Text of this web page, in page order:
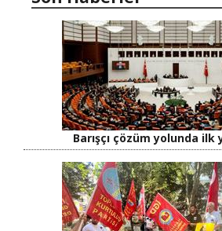
Barışçı çözüm yolunda ilk